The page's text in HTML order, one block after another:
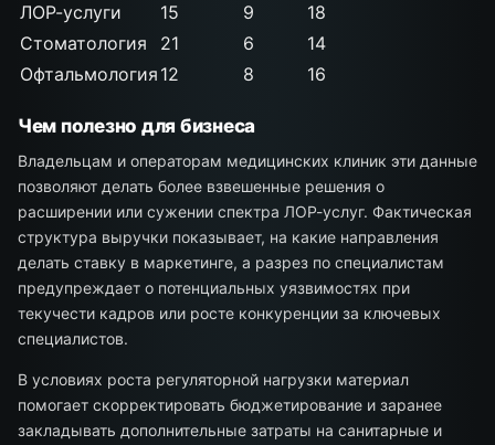
ЛОР-услуги
15 9
18
Стоматология
21 6
14
Офтальмология 12 8 16
Чем полезно для бизнеса
Владельцам и операторам медицинских клиник эти данные
позволяют делать более взвешенные решения о
расширении или сужении спектра ЛОР-услуг. Фактическая
структура выручки показывает, на какие направления
делать ставку в маркетинге, а разрез по специалистам
предупреждает о потенциальных уязвимостях при
текучести кадров или росте конкуренции за ключевых
специалистов.
В условиях роста регуляторной нагрузки материал
помогает скорректировать бюджетирование и заранее
закладывать дополнительные затраты на санитарные и